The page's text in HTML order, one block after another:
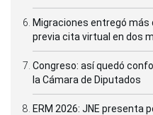
Migraciones entregó
previa cita virtual en dos
Congreso: así quedó
la Cámara de Diputados
ERM 2026: JNE presenta